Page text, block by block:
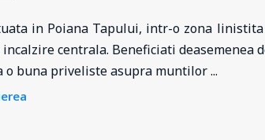
in Poiana Tapului, intr-o zona
centrala. Beneficiati deasemenea
o buna priveliste asupra muntilor...